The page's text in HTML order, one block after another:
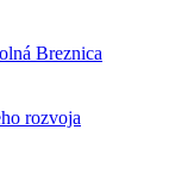
Breznica
rozvoja